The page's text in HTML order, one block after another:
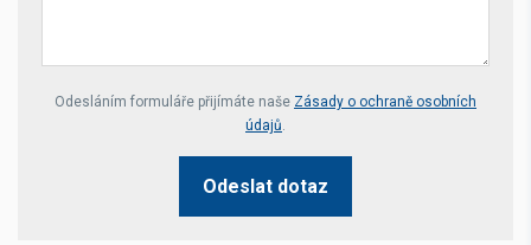
Your website *
Odesláním formuláře přijímáte naše Zásady o ochraně osobních
údajů.
Odeslat dotaz